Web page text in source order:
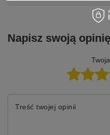
Napisz swoją opinię
Treść twojej opinii